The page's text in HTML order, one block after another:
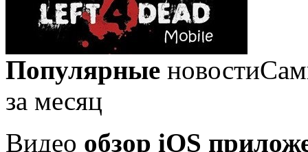
Популярные новости
за месяц
Видео обзор iOS